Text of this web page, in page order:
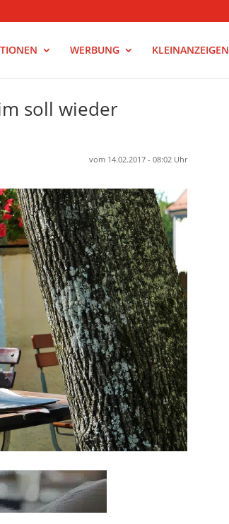
WERBUNG KLEINANZEIGEN
soll wieder
vom 14.02.2017 - 08:02 Uhr